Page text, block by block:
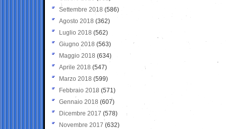
Settembre 2018 (586)
Agosto 2018 (362)
Luglio 2018 (562)
Giugno 2018 (563)
Maggio 2018 (634)
Aprile 2018 (547)
Marzo 2018 (599)
Febbraio 2018 (571)
Gennaio 2018 (607)
Dicembre 2017 (578)
Novembre 2017 (632)